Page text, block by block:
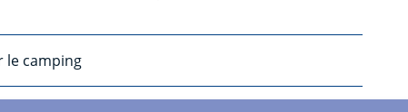
le camping